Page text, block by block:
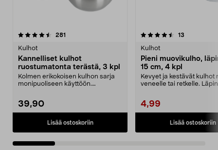
281
Kulhot
Kannelliset kulhot
ruostumatonta terästä, 3 kpl
Kolmen erikokoisen kulhon sarja
monipuoliseen käyttöön.
39,90
Lisää ostoskoriin
4.5 viidestä
13
Kulhot
Pieni muovikulho,
15 cm, 4 kpl
Kevyet ja kestävät kulhot
veneelle tai retkelle.
4,99
Lisää ostoskoriin
5.0 viidestä